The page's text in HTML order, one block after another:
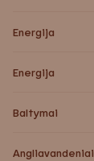
Energija
Energija
Baltymai
Angliavandeniai